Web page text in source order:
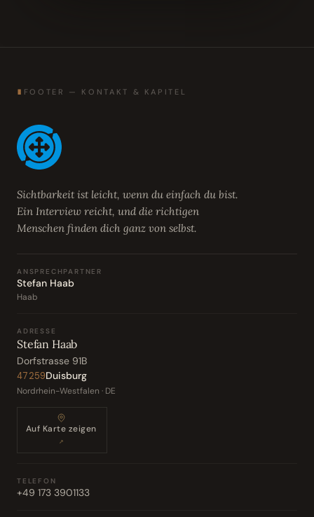
∎ FOOTER — KONTAKT & KAPITEL
Sichtbarkeit ist leicht, wenn du einfach du bist.
Ein Interview reicht, und die richtigen
Menschen finden dich ganz von selbst.
ANSPRECHPARTNER
Stefan Haab
Haab
ADRESSE
Stefan Haab
Dorfstrasse 91B
47259Duisburg
Nordrhein-Westfalen · DE
Auf Karte zeigen
↗
TELEFON
+49 173 3901133